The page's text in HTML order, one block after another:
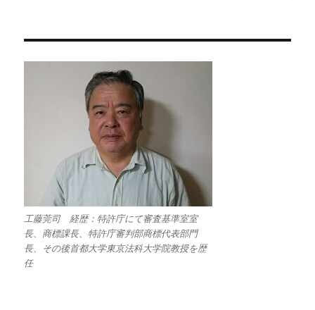
工藤莞司 経歴：特許庁にて審査基準室室
長、商標課長、特許庁審判部商標代表部門
長、その後首都大学東京法科大学院教授を歴
任